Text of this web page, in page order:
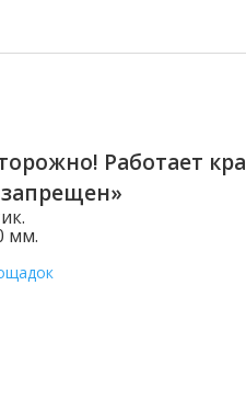
Работает
мм.